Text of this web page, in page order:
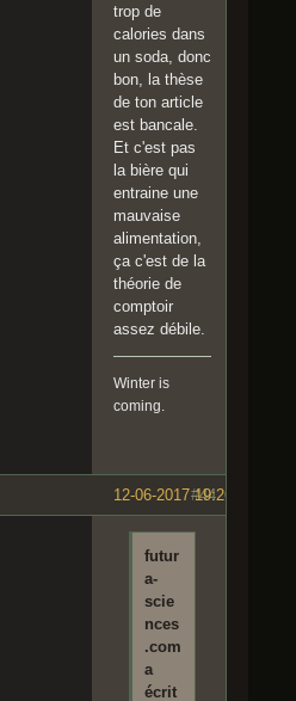
trop de
calories dans
un soda, donc
bon, la thèse
de ton article
est bancale.
Et c'est pas
la bière qui
entraine une
mauvaise
alimentation,
ça c'est de la
théorie de
comptoir
assez débile.
Winter is
coming.
#44
12-06-2017 19:26:48
futur
a-
scie
nces
.com
a
écrit